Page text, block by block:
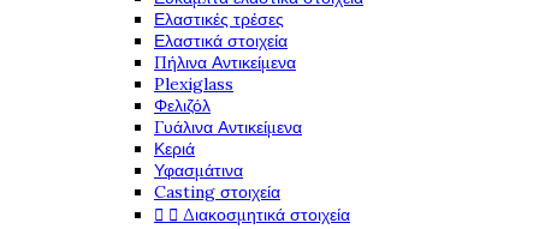
Ελαστικές τρέσες
Ελαστικά στοιχεία
Πήλινα Αντικείμενα
Plexiglass
Φελιζόλ
Γυάλινα Αντικείμενα
Κεριά
Υφασμάτινα
Casting στοιχεία
  Διακοσμητικά στοιχεία